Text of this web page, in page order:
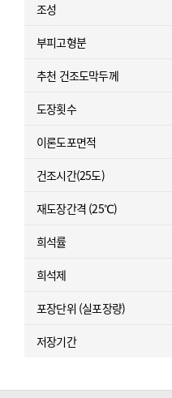
조성
부피고형분
추천 건조도막두께
도장횟수
이론도포면적
건조시간(25도)
재도장간격 (25℃)
희석률
희석제
포장단위 (실포장량)
저장기간